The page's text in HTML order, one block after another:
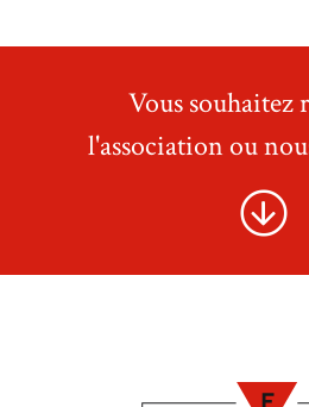
Vous souhaitez
l'association ou